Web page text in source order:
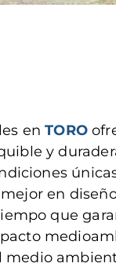
enTORO
y
en
que
medio